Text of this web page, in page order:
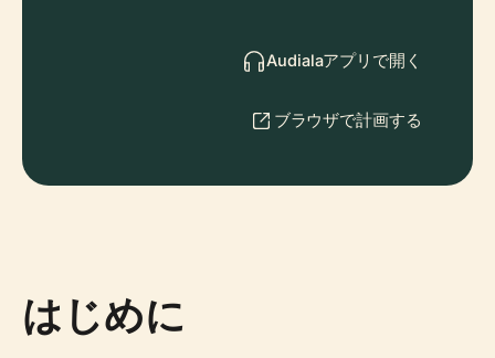
Audialaアプリで開く
ブラウザで計画する
はじめに